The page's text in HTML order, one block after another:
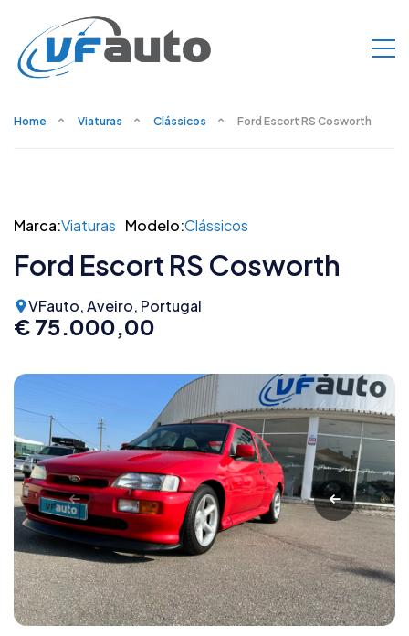
Home Viaturas Clássicos Ford Escort RS Cosworth
Marca:Viaturas Modelo:Clássicos
Ford Escort RS Cosworth
VFauto, Aveiro, Portugal
€ 75.000,00